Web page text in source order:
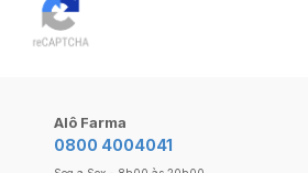
Alô Farma
0800 4004041